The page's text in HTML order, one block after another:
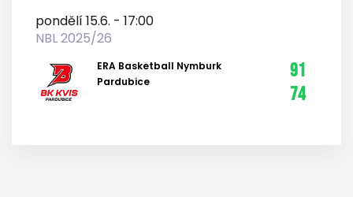
pondělí 15.6. - 17:00
NBL 2025/26
ERA Basketball Nymburk
Pardubice
91
74